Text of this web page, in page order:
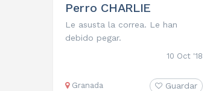
Perro CHARLIE
Le asusta la correa. Le han
debido pegar.
10 Oct '18
Granada Guardar